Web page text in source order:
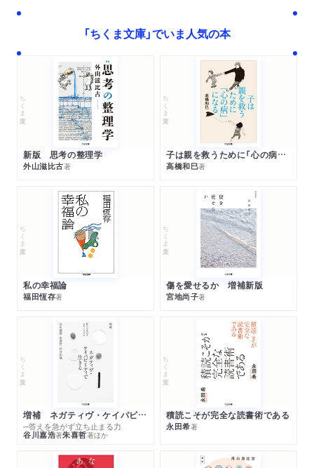
「ちくま文庫」でいま人気の本
ちくま文庫
新版 思考の整理学
外山滋比古著
ちくま文庫
子は親を救うために「心の病」になる
高橋和巳著
ちくま文庫
私の幸福論
福田恆存著
ちくま文庫
傷を愛せるか 増補新版
宮地尚子著
ちくま文庫
増補 ネガティヴ・ケイパビリティで生きる
─答えを急がず立ち止まる力
谷川嘉浩著朱喜哲著ほか
ちくま文庫
積読こそが完全な読書術である
永田希著